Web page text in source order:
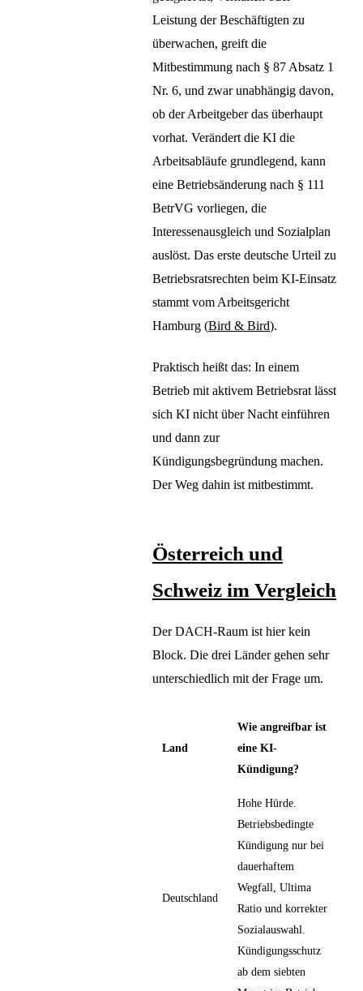
Leistung der Beschäftigten zu
überwachen, greift die
Mitbestimmung nach § 87 Absatz 1
Nr. 6, und zwar unabhängig davon,
ob der Arbeitgeber das überhaupt
vorhat. Verändert die KI die
Arbeitsabläufe grundlegend, kann
eine Betriebsänderung nach § 111
BetrVG vorliegen, die
Interessenausgleich und Sozialplan
auslöst. Das erste deutsche Urteil zu
Betriebsratsrechten beim KI-Einsatz
stammt vom Arbeitsgericht
Hamburg (Bird & Bird).
Praktisch heißt das: In einem
Betrieb mit aktivem Betriebsrat lässt
sich KI nicht über Nacht einführen
und dann zur
Kündigungsbegründung machen.
Der Weg dahin ist mitbestimmt.
Österreich und
Schweiz im Vergleich
Der DACH-Raum ist hier kein
Block. Die drei Länder gehen sehr
unterschiedlich mit der Frage um.
Land
Wie angreifbar ist
eine KI-
Kündigung?
Deutschland
Hohe Hürde.
Betriebsbedingte
Kündigung nur bei
dauerhaftem
Wegfall, Ultima
Ratio und korrekter
Sozialauswahl.
Kündigungsschutz
ab dem siebten